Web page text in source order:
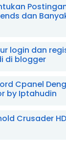
dan
login dan
di blogger
Cpanel
by Iptahudin
Crusader